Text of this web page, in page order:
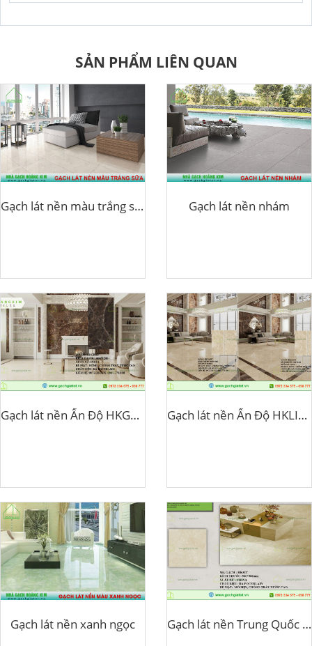
SẢN PHẨM LIÊN QUAN
Gạch lát nền màu trắng sữa Gạch lát nền nhám
Gạch lát nền Ấn Độ HKGRAT Gạch lát nền Ấn Độ HKLIGHT
Gạch lát nền xanh ngọc Gạch lát nền Trung Quốc HK52Y